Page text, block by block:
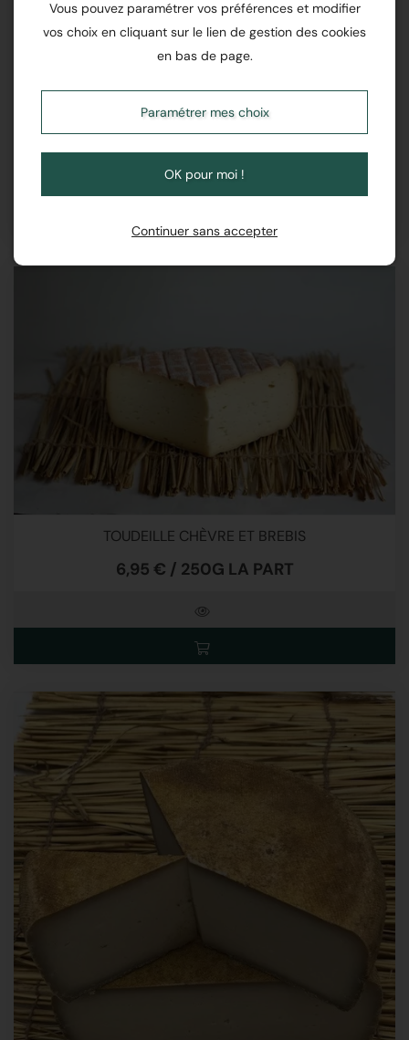
ANNEAU DES GORS FERMIER
TOUDEILLE CHÈVRE ET BREBIS
6,95 € / 250G LA PART
Vous pouvez paramétrer vos préférences et modifier
vos choix en cliquant sur le lien de gestion des cookies
en bas de page.
Paramétrer mes choix
OK pour moi !
Continuer sans accepter